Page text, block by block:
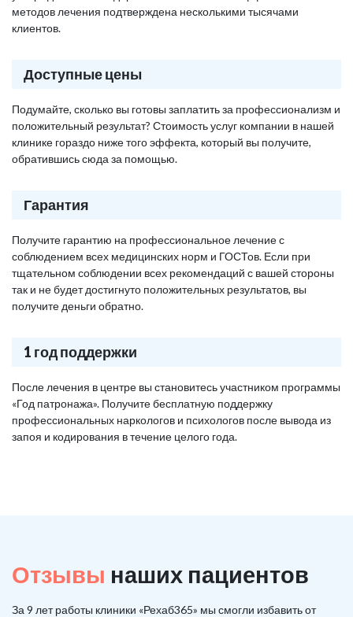
методов лечения подтверждена несколькими тысячами
клиентов.
Доступные цены
Подумайте, сколько вы готовы заплатить за профессионализм и
положительный результат? Стоимость услуг компании в нашей
клинике гораздо ниже того эффекта, который вы получите,
обратившись сюда за помощью.
Гарантия
Получите гарантию на профессиональное лечение с
соблюдением всех медицинских норм и ГОСТов. Если при
тщательном соблюдении всех рекомендаций с вашей стороны
так и не будет достигнуто положительных результатов, вы
получите деньги обратно.
1 год поддержки
После лечения в центре вы становитесь участником программы
«Год патронажа». Получите бесплатную поддержку
профессиональных наркологов и психологов после вывода из
запоя и кодирования в течение целого года.
Отзывы наших пациентов
За 9 лет работы клиники «Рехаб365» мы смогли избавить от